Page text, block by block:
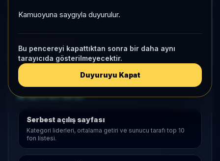
Kamuoyuna saygıyla duyurulur.
Bu pencereyi kapattıktan sonra bir daha aynı
tarayıcıda gösterilmeyecektir.
Duyuruyu Kapat
Aktif KAP
1 ay net akış-6,3 Mn• Yatırımcı-21
Araştırma Akışı
Serbest açılış sayfası
Kategori liderleri, ortalama getiri ve sunucu tarafı top 10
fon listesi.